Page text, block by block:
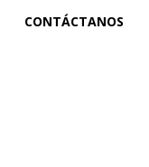
CONTÁCTANOS